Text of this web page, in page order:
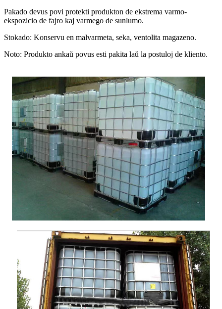
Pakado devus povi protekti produkton de ekstrema varmo-
ekspozicio de fajro kaj varmego de sunlumo.
Stokado: Konservu en malvarmeta, seka, ventolita magazeno.
Noto: Produkto ankaŭ povus esti pakita laŭ la postuloj de kliento.